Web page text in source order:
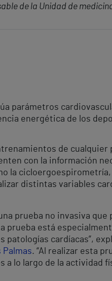
de la Unidad de
parámetros
energética de los
de
con la información
la
distintas variables
prueba no invasiva
prueba está
patologías cardíacas”,
Palmas. “Al realizar esta
a lo largo de la actividad